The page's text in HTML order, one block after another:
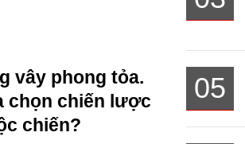
vây phong tỏa.
chọn chiến lược
chiến?
05